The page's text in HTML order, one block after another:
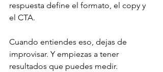
respuesta define el formato, el copy y
el CTA.
Cuando entiendes eso, dejas de
improvisar. Y empiezas a tener
resultados que puedes medir.